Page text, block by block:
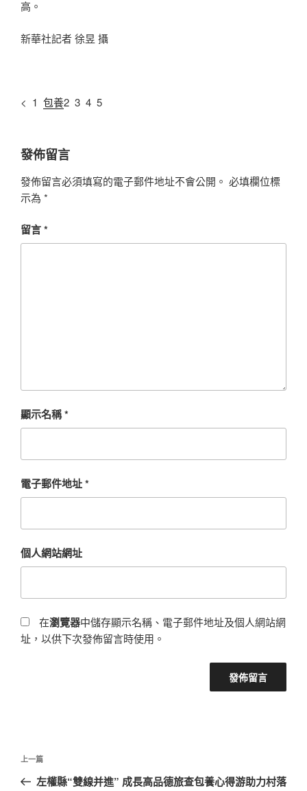
高。
新華社記者 徐昱 攝
< 1 包養2 3 4 5
發佈留言
發佈留言必須填寫的電子郵件地址不會公開。 必填欄位標
示為 *
留言*
顯示名稱*
電子郵件地址*
個人網站網址
在瀏覽器中儲存顯示名稱、電子郵件地址及個人網站網
址，以供下次發佈留言時使用。
文
上
一
上一篇
左權縣“雙線并進” 成長高品德旅查包養心得游助力村落